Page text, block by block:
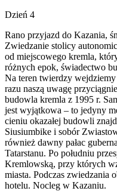
Dzień 4
Rano przyjazd do Kazania,
Zwiedzanie stolicy
od miejscowego kremla,
różnych epok, świadectwo
Na teren twierdzy
razu naszą uwagę
budowla kremla z 1995 r.
jest wyjątkowa – to jedyny
cieniu okazałej budowli
Siusiumbike i sobór
również dawny pałac
Tatarstanu. Po południu
Kremlowską, przy których
miasta. Podczas zwiedzania
hotelu. Nocleg w Kazaniu.